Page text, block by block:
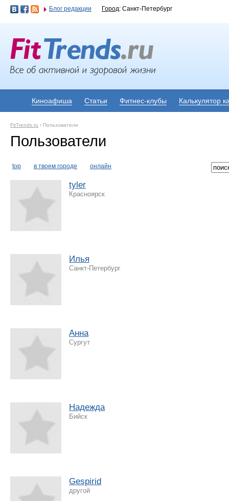
Блог редакции Город: Санкт-Петербург
Киноафиша Статьи Фитнес-клубы Калькулятор
FitTrends.ru › Пользователи
Пользователи
top в твоем городе онлайн
tyler
Красноярск
Илья
Санкт-Петербург
Анна
Сургут
Надежда
Бийск
Gespirid
другой